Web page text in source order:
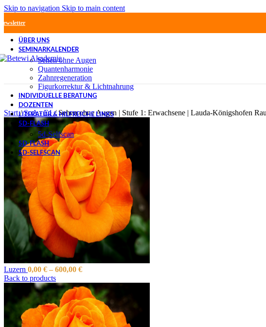
Skip to navigation Skip to main content
ÜBER UNS
SEMINARKALENDER
Sehen ohne Augen
Quantenharmonie
Zahnregeneration
Figurkorrektur & Lichtnahrung
INDIVIDUELLE BERATUNG
DOZENTEN
LITERATUR & HILFREICHE LINKS
5D-FLASH
5d-Selfscan
5D-FLASH
5D-SELFSCAN
Start/ SoA - E1/ Sehen ohne Augen | Stufe 1: Erwachsene | Lauda-Königshofen
Luzern 0,00 € – 600,00 €
Back to products